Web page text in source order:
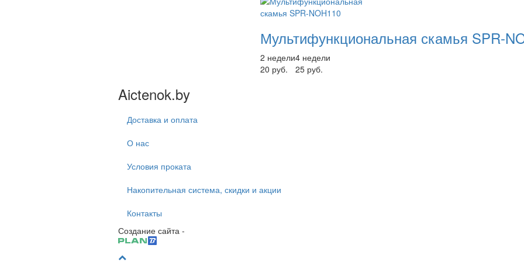
Мультифункциональная скамья SPR-
2 недели4 недели
20 руб.
25 руб.
Aictenok.by
Доставка и оплата
О нас
Условия проката
Накопительная система, скидки и акции
Контакты
Создание сайта -